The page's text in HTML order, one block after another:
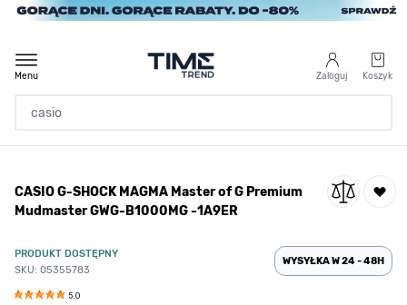
Przejdź do treści
Zaloguj Koszyk
Menu
/ CASIO G-SHOCK MAGMA Master of G Premium Mudmaster GWG-
CASIO G-SHOCK MAGMA Master of G Premium
Mudmaster GWG-B1000MG -1A9ER
PRODUKT DOSTĘPNY
SKU: 05355783
5.0
WYSYŁKA W 24 - 48H